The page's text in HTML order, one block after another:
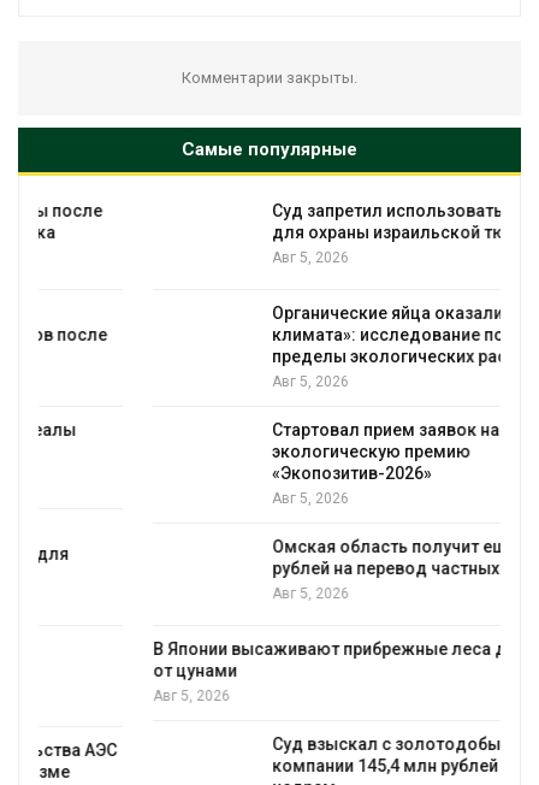
Комментарии закрыты.
Самые популярные
Суд запретил использовать крокодилов
для охраны израильской тюрьмы
Органические яйца оказались «хуже для
климата»: исследование показало
пределы экологических расчётов
Стартовал прием заявок на
экологическую премию
«Экопозитив-2026»
Омская область получит ещё 598 млн
рублей на перевод частных домов на газ
В Японии высаживают прибрежные леса для защиты
Суд взыскал с золотодобывающей
компании 145,4 млн рублей за ущерб